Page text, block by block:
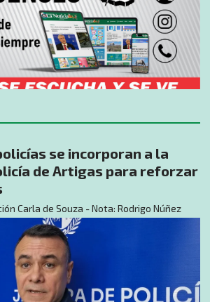
se incorporan a la
de Artigas para reforzar
Carla de Souza - Nota: Rodrigo Núñez